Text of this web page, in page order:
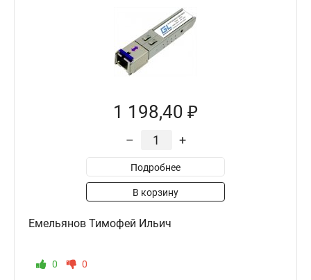
1 198,40 ₽
– +
Подробнее
В корзину
Емельянов Тимофей Ильич
0 0